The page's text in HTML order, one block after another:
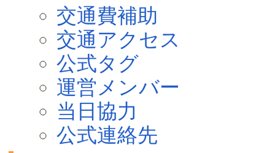
交通費補助
交通アクセス
公式タグ
運営メンバー
当日協力
公式連絡先